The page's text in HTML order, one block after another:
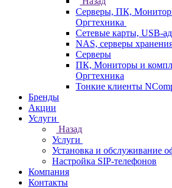
Серверы, ПК,
Оргтехника
Сетевые карты, USB-
NAS, серверы
Серверы
ПК, Мониторы и
Оргтехника
Тонкие клиенты
Бренды
Акции
Услуги
Назад
Услуги
Установка и обслуживание
Настройка SIP-телефонов
Компания
Контакты